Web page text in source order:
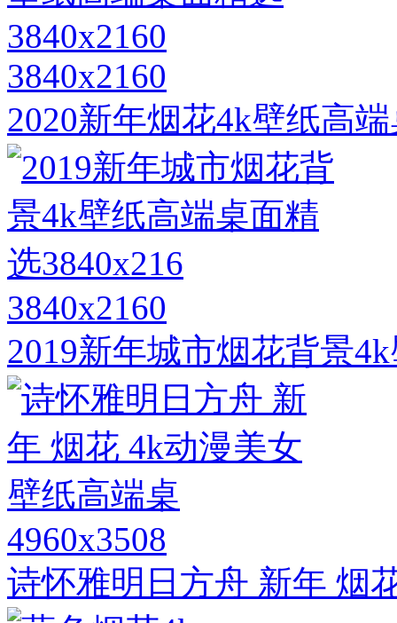
3840x2160
2020新年烟花4k壁纸高
3840x2160
2019新年城市烟花背景
4960x3508
诗怀雅明日方舟 新年 烟